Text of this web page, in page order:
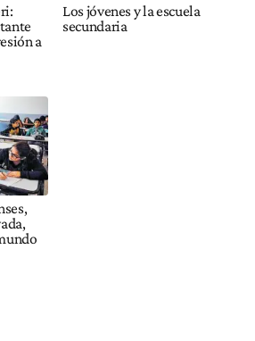
a
Los jóvenes y la escuela
secundaria